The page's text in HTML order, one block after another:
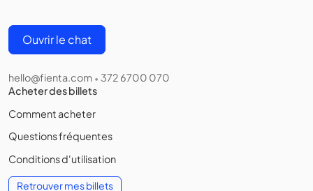
Ouvrir le chat
hello@fienta.com • 372 6700 070
Acheter des billets
Comment acheter
Questions fréquentes
Conditions d'utilisation
Retrouver mes billets